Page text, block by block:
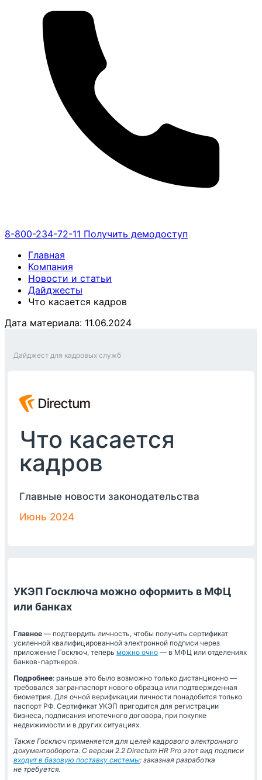
8-800-234-72-11 Получить демодоступ
Главная
Компания
Новости и статьи
Дайджесты
Что касается кадров
Дата материала: 11.06.2024
Дайджест для кадровых служб
Что касается
кадров
Главные новости законодательства
Июнь 2024
УКЭП Госключа можно оформить в МФЦ
или банках
Главное — подтвердить личность, чтобы получить сертификат
усиленной квалифицированной электронной подписи через
приложение Госключ, теперь можно очно — в МФЦ или отделениях
банков-партнеров.
Подробнее: раньше это было возможно только дистанционно —
требовался загранпаспорт нового образца или подтвержденная
биометрия. Для очной верификации личности понадобится только
паспорт РФ. Сертификат УКЭП пригодится для регистрации
бизнеса, подписания ипотечного договора, при покупке
недвижимости и в других ситуациях.
Также Госключ применяется для целей кадрового электронного
документооборота. С версии 2.2 Directum HR Pro этот вид подписи
входит в базовую поставку системы: заказная разработка
не требуется.